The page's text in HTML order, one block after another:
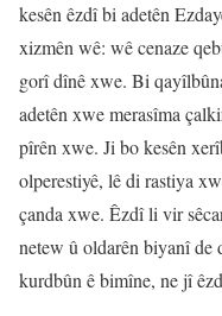
kesên êzdî bi adetên
xizmên wê: wê cenaze
gorî dînê xwe. Bi
adetên xwe merasîma
pîrên xwe. Ji bo kesên
olperestiyê, lê di rastiya
çanda xwe. Êzdî li vir
netew û oldarên biyanî de
kurdbûn ê bimîne, ne jî